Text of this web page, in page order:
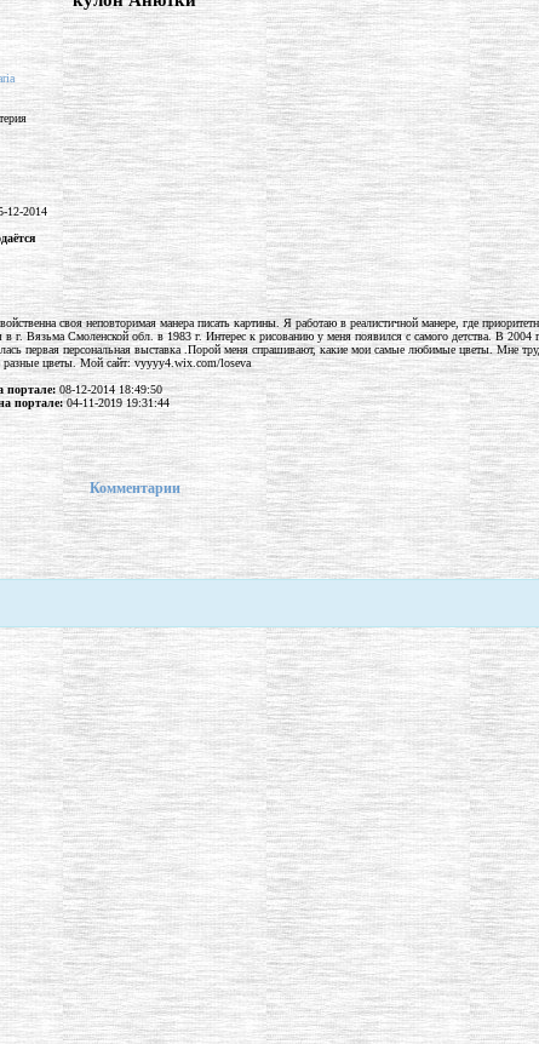
12-2014
своя неповторимая манера писать картины. Я работаю в реалистичной манере, где
в г. Вязьма Смоленской обл. в 1983 г. Интерес к рисованию у меня появился с самого детства. В
первая персональная выставка . ​Порой меня спрашивают, какие мои самые любимые цветы. Мне
цветы. Мой сайт: vyyyy4.wix.com/loseva
портале: 08-12-2014 18:49:50
портале:04-11-2019 19:31:44
Комментарии